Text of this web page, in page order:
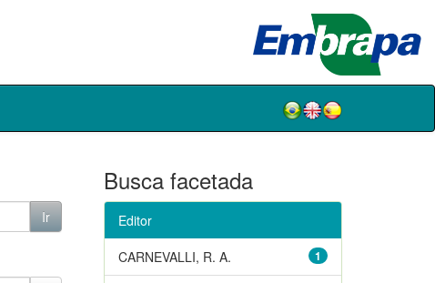
Busca facetada
Editor
1
CARNEVALLI, R. A.